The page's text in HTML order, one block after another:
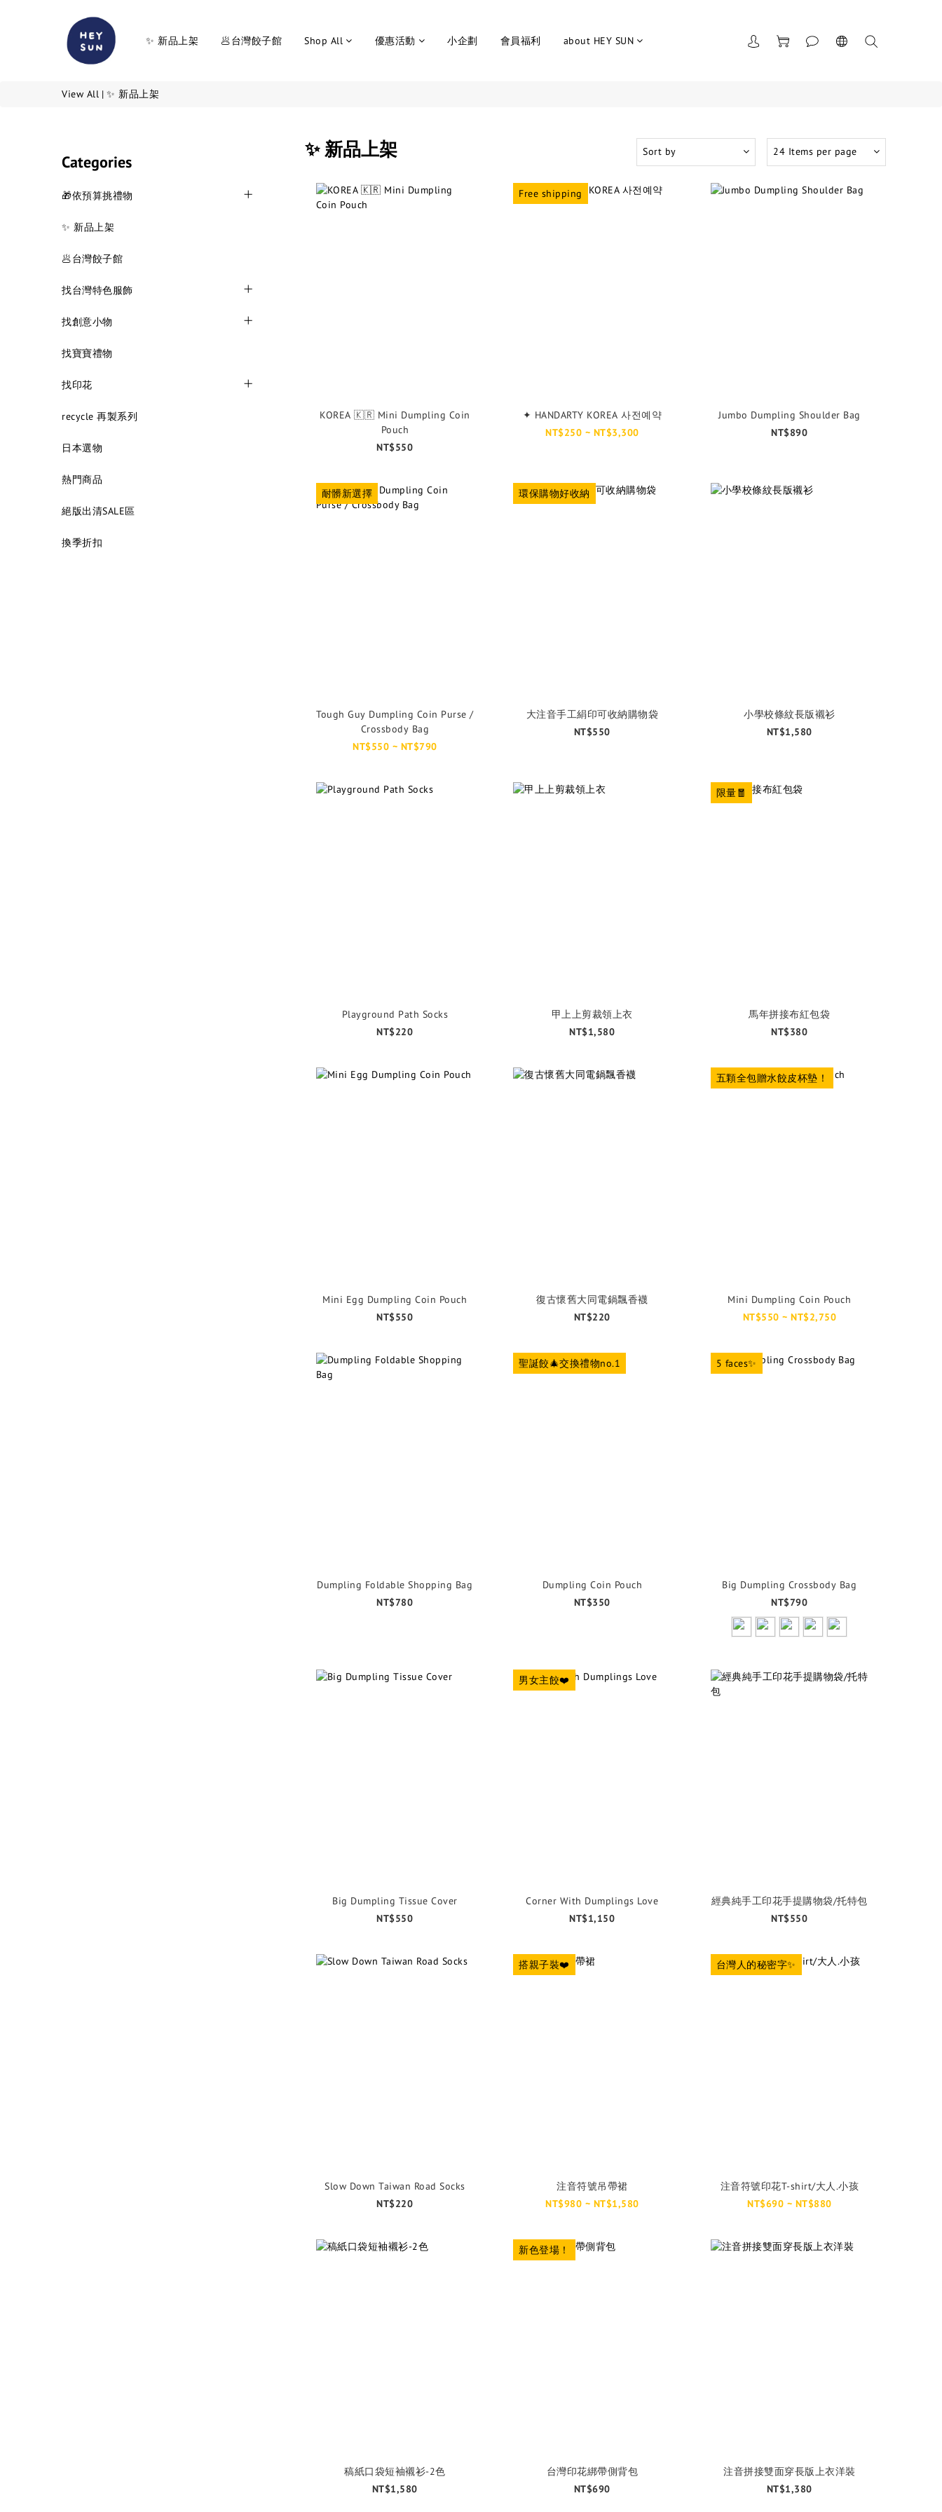
✨ 新品上架 🥟台灣餃子館 Shop All 優惠活動 小企劃 會員福利 about HEY SUN
View All | ✨ 新品上架
Categories
🎁依預算挑禮物
✨ 新品上架
🥟台灣餃子館
找台灣特色服飾
找創意小物
找寶寶禮物
找印花
recycle 再製系列
日本選物
熱門商品
絕版出清SALE區
換季折扣
✨ 新品上架 Sort by 24 Items per page
KOREA 🇰🇷 Mini Dumpling Coin
Pouch
NT$550
Free shipping
✦ HANDARTY KOREA 사전예약
NT$250 ~ NT$3,300
Jumbo Dumpling Shoulder Bag
NT$890
耐髒新選擇
Tough Guy Dumpling Coin Purse /
Crossbody Bag
NT$550 ~ NT$790
環保購物好收納
大注音手工絹印可收納購物袋
NT$550
小學校條紋長版襯衫
NT$1,580
Playground Path Socks
NT$220
甲上上剪裁領上衣
NT$1,580
限量🧧
馬年拼接布紅包袋
NT$380
Mini Egg Dumpling Coin Pouch
NT$550
復古懷舊大同電鍋飄香襪
NT$220
五顆全包贈水餃皮杯墊！
Mini Dumpling Coin Pouch
NT$550 ~ NT$2,750
Dumpling Foldable Shopping Bag
NT$780
聖誕餃🎄交換禮物no.1
Dumpling Coin Pouch
NT$350
5 faces✨
Big Dumpling Crossbody Bag
NT$790
Big Dumpling Tissue Cover
NT$550
男女主餃❤️
Corner With Dumplings Love
NT$1,150
經典純手工印花手提購物袋/托特包
NT$550
Slow Down Taiwan Road Socks
NT$220
搭親子裝❤️
注音符號吊帶裙
NT$980 ~ NT$1,580
台灣人的秘密字✨
注音符號印花T-shirt/大人.小孩
NT$690 ~ NT$880
稿紙口袋短袖襯衫-2色
NT$1,580
新色登場！
台灣印花綁帶側背包
NT$690
注音拼接雙面穿長版上衣洋裝
NT$1,380